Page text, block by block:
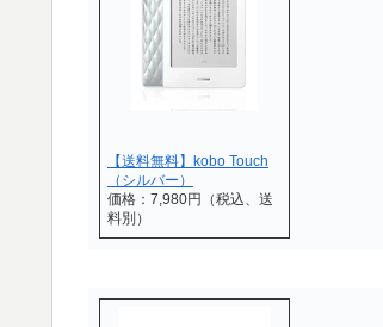
【送料無料】kobo Touch
（シルバー）
価格：7,980円（税込、送
料別）